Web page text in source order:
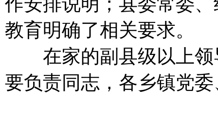
教育明确了相关要求。
在家的副县级以上领
要负责同志，各乡镇党